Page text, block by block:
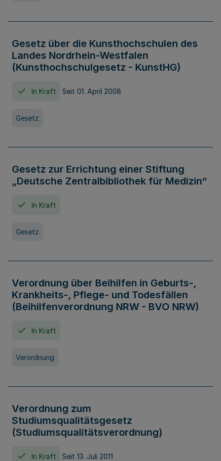
Gesetz über die Kunsthochschulen des
Landes Nordrhein-Westfalen
(Kunsthochschulgesetz - KunstHG)
In Kraft Seit 01. April 2008
Gesetz
Gesetz zur Errichtung einer Stiftung
„Deutsche Zentralbibliothek für Medizin“
In Kraft
Gesetz
Verordnung über Beihilfen in Geburts-,
Krankheits-, Pflege- und Todesfällen
(Beihilfenverordnung NRW - BVO NRW)
In Kraft
Verordnung
Verordnung zum
Studiumsqualitätsgesetz
(Studiumsqualitätsverordnung)
In Kraft Seit 13. Juli 2011